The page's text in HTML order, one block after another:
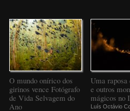
O mundo onírico dos
girinos vence Fotógrafo
de Vida Selvagem do
Ano
Uma raposa
e outros
mágicos no
Luís Octávio